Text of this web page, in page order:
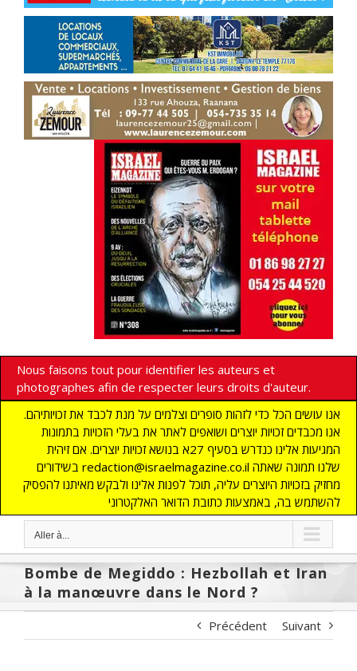
Nous faisons tout pour identifier les auteurs et
photographes afin de respecter leurs droits d'auteur.
אנו עושים הכל כדי לזהות סופרים וצלמים על מנת לכבד את זכויותיהם.
אנו מכבדים זכויות יוצרים ושואפים לאתר את בעלי הזכויות בתמונות
המגיעות אלינו כנדרש בסעיף 27א בנושא זכויות יוצרים. אם זיהית
בשידורים redaction@israelmagazine.co.il שלנו תמונה שאתה
מחזיק בזכויות היוצרים עליה, תוכל לפנות אלינו ולבקש מאיתנו להפסיק
להשתמש בה, באמצעות כתובת הדואר האלקטרוני
Aller à...
Bombe de Megiddo : Hezbollah et Iran
à la manœuvre dans le Nord ?
Précédent Suivant